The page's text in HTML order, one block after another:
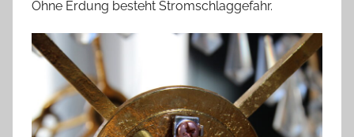
Ohne Erdung besteht Stromschlaggefahr.